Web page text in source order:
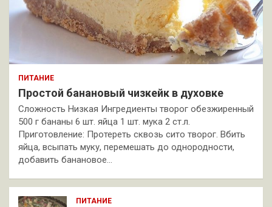
ПИТАНИЕ
Простой банановый чизкейк в духовке
Сложность Низкая Ингредиенты творог обезжиренный
500 г бананы 6 шт. яйца 1 шт. мука 2 ст.л.
Приготовление: Протереть сквозь сито творог. Вбить
яйца, всыпать муку, перемешать до однородности,
добавить банановое…
ПИТАНИЕ